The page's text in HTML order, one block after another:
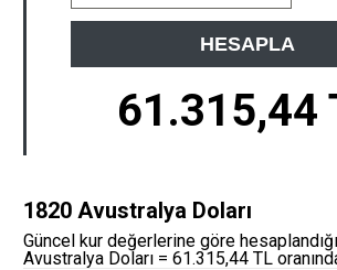
HESAPLA
61.315,44
1820 Avustralya Doları
Güncel kur değerlerine göre
Avustralya Doları = 61.315,44 TL